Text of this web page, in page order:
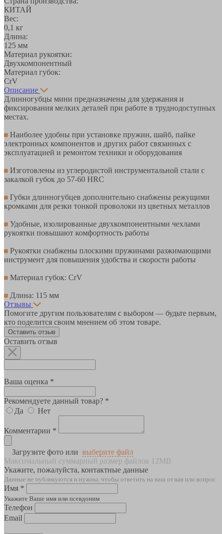
КИТАЙ
Вес:
0,1 кг
Длина:
125 мм
Материал рукоятки:
Двухкомпонентный
Материал губок:
CrV
Описание
Длинногубцы мини предназначены для удержания и
фиксирования мелких деталей при работе в труднодоступных
местах.
Наиболее удобны при установке пружин, шайб, пайке
электронных компонентов и других работ связанных с
эксплуатацией и ремонтом техники и оборудования
Изготовлены из углеродистой инструментальной стали с
закалкой губок до 57-60 HRC
Губки длинногубцев дополнительно снабжены режущими
кромками для резки тонкой проволоки из цветных металлов
Удобные, изолированные двухкомпонентными чехлами
рукоятки повышают комфортность работы
Рукоятки снабжены плоскими пружинами разжимающими
инструмент для повышения удобства и скорости работы
Материал губок: CrV
Длина: 115 мм
Отзывы
Помогите другим пользователям с выбором — будьте первым,
кто поделится своим мнением об этом товаре.
Оставить отзыв
Оставить отзыв
Ваша оценка *
Рекомендуете данный товар? *
Да
Нет
Комментарии *
Загрузите фото или выберите файл
Максимальный суммарный размер файлов 12MB
Укажите, пожалуйста, контактные данные
Данные не публикуются и нужны, чтобы ответить на ваш отзыв или вопрос
Имя *
Укажите Ваше имя или псевдоним
Телефон
Email